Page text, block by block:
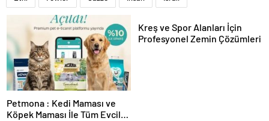
Petmona : Kedi Maması ve
Köpek Maması İle Tüm Evcil
Kreş ve Spor Alanları İçin
Profesyonel Zemin Çözümleri